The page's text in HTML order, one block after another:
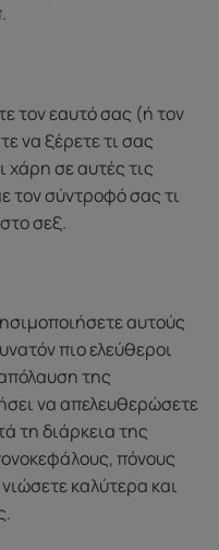
τον εαυτό σας (ή τον
να ξέρετε τι σας
χάρη σε αυτές τις
τον σύντροφό σας τι
σεξ.
αυτούς
πιο ελεύθεροι
της
να απελευθερώσετε
τη διάρκεια της
πόνους
καλύτερα και